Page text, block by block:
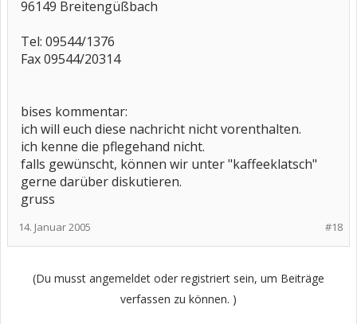
96149 Breitengüßbach
Tel: 09544/1376
Fax 09544/20314
bises kommentar:
ich will euch diese nachricht nicht vorenthalten.
ich kenne die pflegehand nicht.
falls gewünscht, können wir unter "kaffeeklatsch"
gerne darüber diskutieren.
gruss
#18
14. Januar 2005
(Du musst angemeldet oder registriert sein, um Beiträge
verfassen zu können. )